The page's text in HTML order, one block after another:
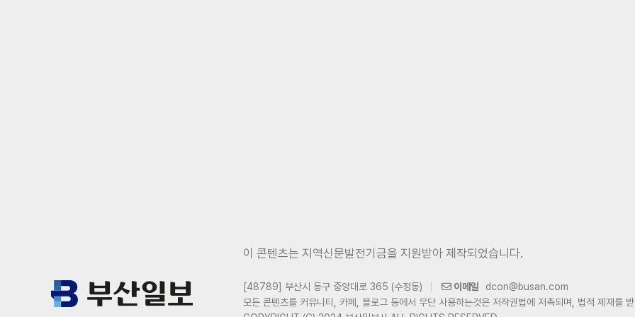
이 콘텐츠는 지역신문발전기금을 지원받아 제작되었습니다.
[48789] 부산시 동구 중앙대로 365 (수정동) 이메일
dcon@busan.com
모든 콘텐츠를 커뮤니티, 카페, 블로그 등에서 무단 사용하는것은 저작권법에 저촉되며, 법적 제재를